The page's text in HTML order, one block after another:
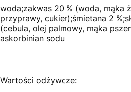
woda;zakwas 20 % (woda, mąka
przyprawy, cukier);śmietana 2
(cebula, olej palmowy, mąka
askorbinian sodu
Wartości odżywcze: